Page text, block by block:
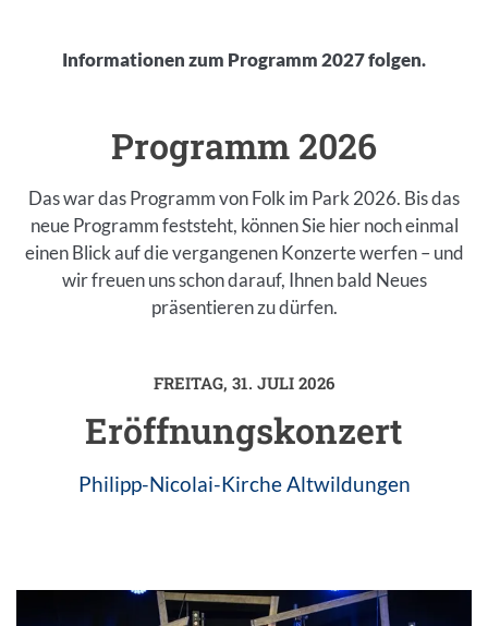
Informationen zum Programm 2027 folgen.
Einleitung
Programm 2026
Das war das Programm von Folk im Park 2026. Bis das
neue Programm feststeht, können Sie hier noch einmal
einen Blick auf die vergangenen Konzerte werfen – und
wir freuen uns schon darauf, Ihnen bald Neues
präsentieren zu dürfen.
Einleitung
FREITAG, 31. JULI 2026
Eröffnungskonzert
Philipp-Nicolai-Kirche Altwildungen